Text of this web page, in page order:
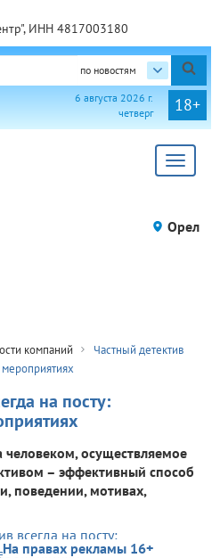
ИНН 4817003180
по новостям
18+
6 августа 2026 г.
четверг
Toggle
Орел
компаний
Частный детектив
на посту:
осуществляемое
– эффективный способ
поведении, мотивах,
На правах рекламы 16+